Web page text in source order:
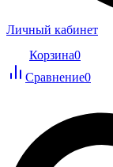
Личный кабинет
Корзина0
Сравнение0